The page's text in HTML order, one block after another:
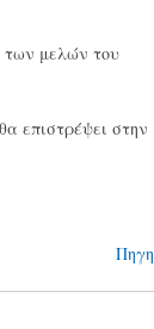
των μελών του
επιστρέψει στην
Πηγη